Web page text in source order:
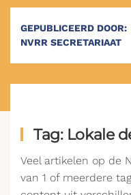
GEPUBLICEERD DOOR:
NVRR SECRETARIAAT
Tag: Lokale
Veel artikelen op de
van 1 of meerdere